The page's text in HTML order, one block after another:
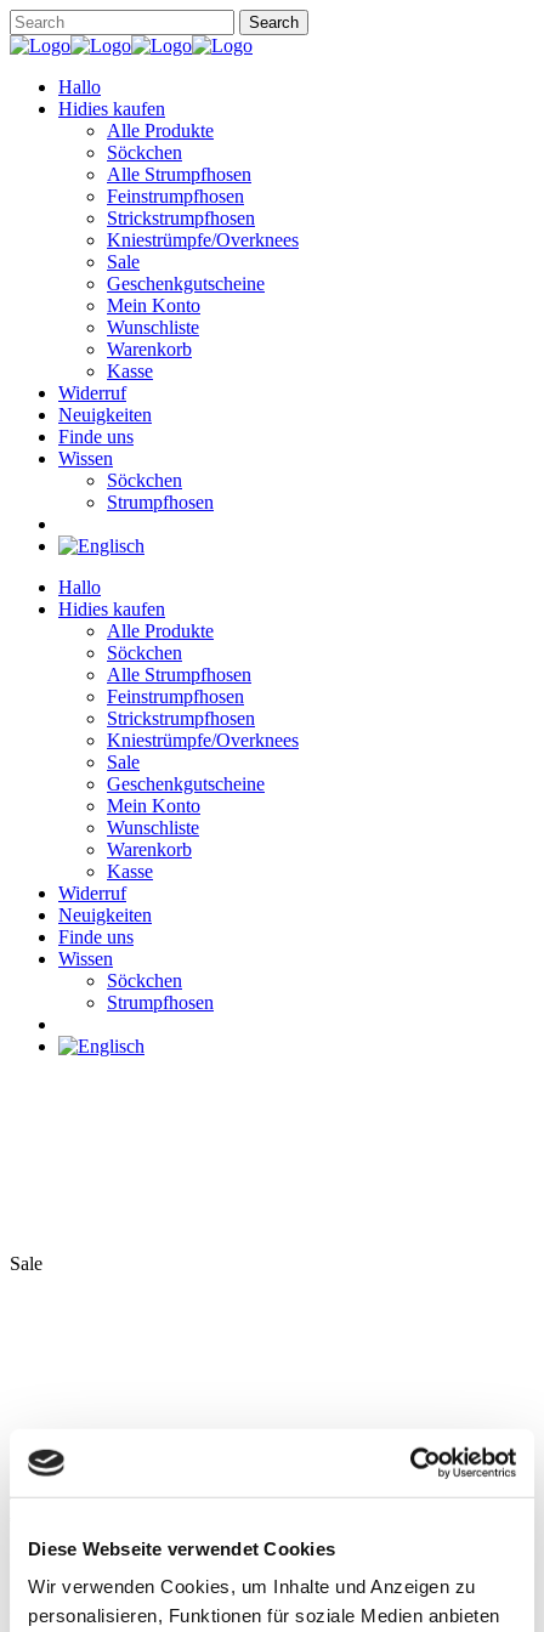
Diese Webseite verwendet Cookies
Wir verwenden Cookies, um Inhalte und Anzeigen zu
personalisieren, Funktionen für soziale Medien anbieten
Hallo
Hidies kaufen
Alle Produkte
Söckchen
Alle Strumpfhosen
Feinstrumpfhosen
Strickstrumpfhosen
Kniestrümpfe/Overknees
Sale
Geschenkgutscheine
Mein Konto
Wunschliste
Warenkorb
Kasse
Widerruf
Neuigkeiten
Finde uns
Wissen
Söckchen
Strumpfhosen
Hallo
Hidies kaufen
Alle Produkte
Söckchen
Alle Strumpfhosen
Feinstrumpfhosen
Strickstrumpfhosen
Kniestrümpfe/Overknees
Sale
Geschenkgutscheine
Mein Konto
Wunschliste
Warenkorb
Kasse
Widerruf
Neuigkeiten
Finde uns
Wissen
Söckchen
Strumpfhosen
Sale
Söckchen „Adorable Karin“ green/black
€17,00 Ursprünglicher Preis war: €17,00€10,00Aktueller Preis ist:
Preis in den letzten 30 Tagen ist der selbe, wie der aktuelle
inkl. MwSt. zzgl.
Versandkosten